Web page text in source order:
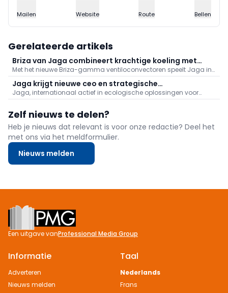
Mailen Website Route Bellen
Gerelateerde artikels
Briza van Jaga combineert krachtige koeling met
lagetemperatuurverwarming
Met het nieuwe Briza-gamma ventiloconvectoren speelt Jaga in
op een uitdaging die steeds nadrukkelijker opduikt in woningen
en gebouwen: oververhitting. De Belgische producent van
verwarmings- en klimaatsystemen introduceert een volledig
watergedrage
Jaga krijgt nieuwe ceo en strategische
investeringspartner
Jaga, internationaal actief in ecologische oplossingen voor
verwarming, ventilatie en koeling, start in 2025 een nieuw
hoofdstuk met de komst van Jan Battheu als nieuwe ceo en
Vybros Capital Partners (VCP) als strategische
investeringspartner.
Zelf nieuws te delen?
Heb je nieuws dat relevant is voor onze redactie? Deel het
met ons via het meldformulier.
Nieuws melden
Footer
Een uitgave vanProfessional Media Group
Informatie
Adverteren
Nieuws melden
Taal
Nederlands
Frans